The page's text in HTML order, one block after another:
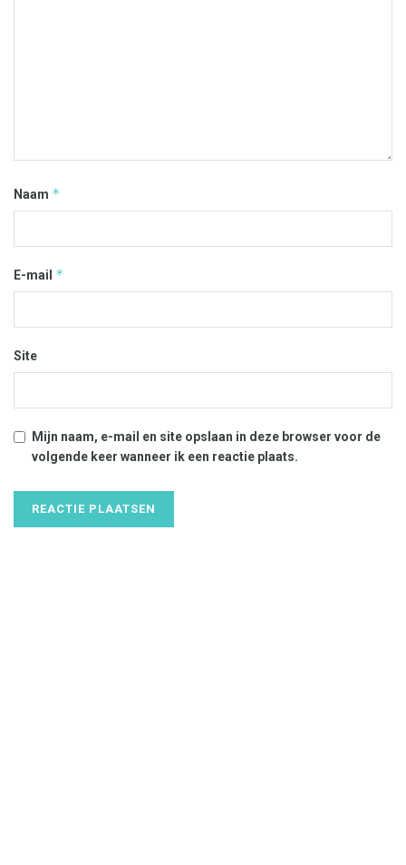
Naam *
E-mail *
Site
Mijn naam, e-mail en site opslaan in deze browser voor de
volgende keer wanneer ik een reactie plaats.